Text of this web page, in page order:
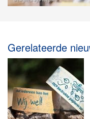
Gerelateerde